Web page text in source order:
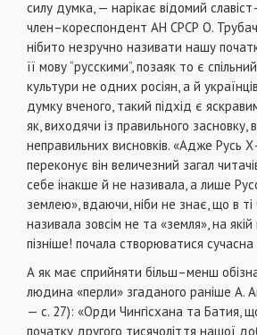
силу думка, — нарікає відомий
член–кореспондент АН СРСР О.
нібито незручно називати нашу
її мову “русскими”, позаяк то є
культури не одних росіян, а й
думку вченого, такий підхід є
як, виходячи із правильного
неправильних висновків. «Адже Русь
переконує він величезний загал
себе інакше й не називала, а лише
землею», вдаючи, ніби не знає, що в
називала зовсім не та «земля», на
пізніше! почала створюватися сучасна
А як має сприйняти більш–менш
людина «перли» згаданого раніше А.
— с. 27): «Орди Чингісхана та Батия,
початку другого тисячоліття нашої